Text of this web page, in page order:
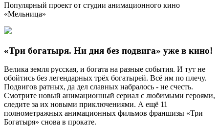
Популярный проект от студии анимационного кино
«Мельница»
«Три богатыря. Ни дня без подвига» уже в кино!
Велика земля русская, и богата на разные события. И тут не
обойтись без легендарных трёх богатырей. Всё им по плечу.
Подвигов ратных, да дел славных набралось - не счесть.
Смотрите новый анимационный сериал с любимыми героями,
следите за их новыми приключениями. А ещё 11
полнометражных анимационных фильмов франшизы «Три
Богатыря» снова в прокате.